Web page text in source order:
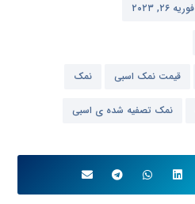
فوریه ۲۶, ۲۰۲۳
قیمت نمک اسبی نمک
نمک تصفیه شده ی اسبی